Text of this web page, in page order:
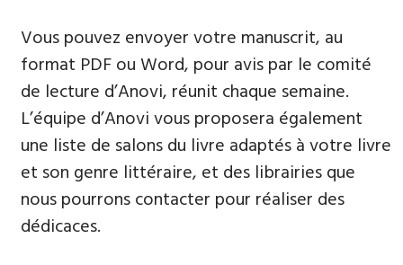
Vous pouvez envoyer votre manuscrit, au
format PDF ou Word, pour avis par le comité
de lecture d’Anovi, réunit chaque semaine.
L’équipe d’Anovi vous proposera également
une liste de salons du livre adaptés à votre livre
et son genre littéraire, et des librairies que
nous pourrons contacter pour réaliser des
dédicaces.